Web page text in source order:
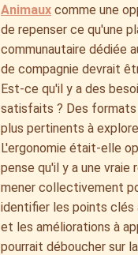
Animaux comme une
de repenser ce qu'une
communautaire dédiée
de compagnie devrait
Est-ce qu'il y a des
satisfaits ? Des formats
plus pertinents à
L'ergonomie était-elle
pense qu'il y a une vraie
mener collectivement
identifier les points clés
et les améliorations à
pourrait déboucher sur